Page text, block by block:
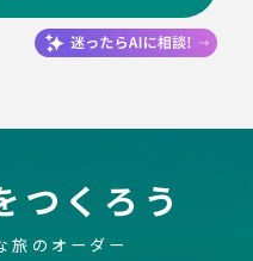
つくろう
旅のオーダー